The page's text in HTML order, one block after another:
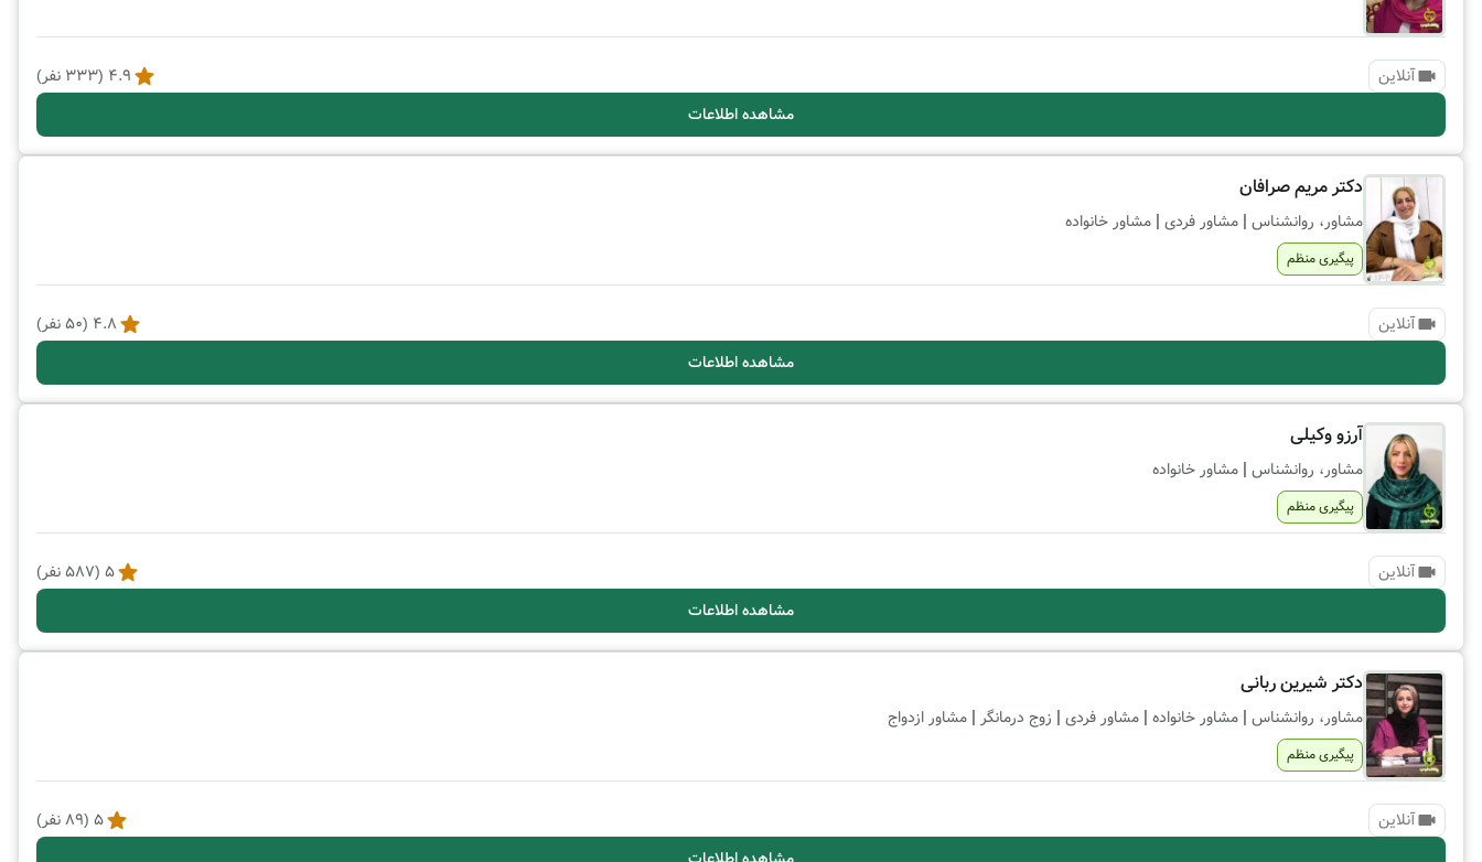
آنلاین 4.9
(
333 نفر)
مشاهده اطلاعات
دکتر مریم صرافان
مشاور، روانشناس | مشاور فردی | مشاور خانواده
پیگیری منظم
آنلاین 4.8
(
50نفر)
مشاهده اطلاعات
آرزو وکیلی
مشاور، روانشناس | مشاور خانواده
پیگیری منظم
آنلاین 5
(
587نفر)
مشاهده اطلاعات
دکتر شیرین ربانی
مشاور، روانشناس | مشاور خانواده | مشاور فردی | زوج درمانگر | مشاور ازدواج
پیگیری منظم
آنلاین 5
(
89 نفر)